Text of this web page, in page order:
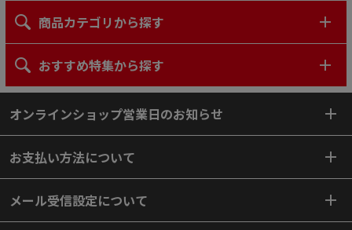
商品カテゴリから探す
おすすめ特集から探す
オンラインショップ営業日のお知らせ
お支払い方法について
メール受信設定について